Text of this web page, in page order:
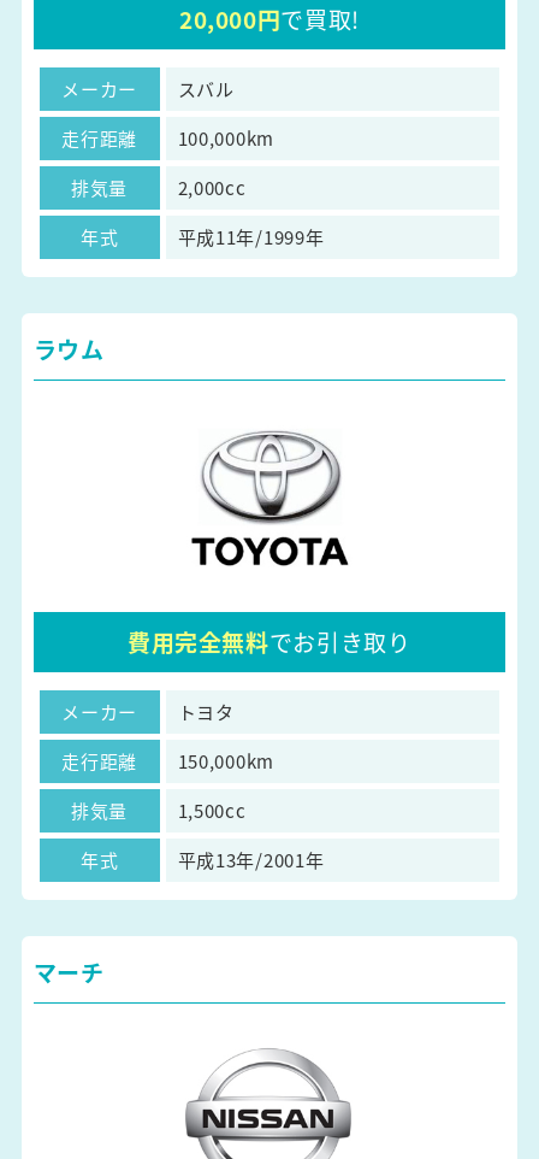
20,000円で買取!
メーカー
スバル
走行距離
100,000km
排気量
2,000cc
年式
平成11年/1999年
ラウム
費用完全無料でお引き取り
メーカー
トヨタ
走行距離
150,000km
排気量
1,500cc
年式
平成13年/2001年
マーチ